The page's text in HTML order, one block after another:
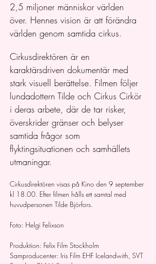
2,5 miljoner människor världen
över. Hennes vision är att förändra
världen genom samtida cirkus.
Cirkusdirektören är en
karaktärsdriven dokumentär med
stark visuell berättelse. Filmen följer
lundadottern Tilde och Cirkus Cirkör
i deras arbete, där de tar risker,
överskrider gränser och belyser
samtida frågor som
flyktingsituationen och samhällets
utmaningar.
Cirkusdirektören visas på Kino den 9 september
kl 18.00. Efter filmen hålls ett samtal med
huvudpersonen Tilde Björfors.
Foto: Helgi Felixson
Produktion: Felix Film Stockholm
Samproducenter: Iris Film EHF Icelandwith, SVT